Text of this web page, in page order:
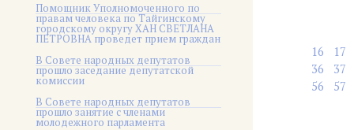
Помощник Уполномоченного по
правам человека по Тайгинскому
городскому округу ХАН СВЕТЛАНА
ПЕТРОВНА проведет прием граждан
В Совете народных депутатов
прошло заседание депутатской
комиссии
В Совете народных депутатов
прошло занятие с членами
молодежного парламента
16
17
36
37
56
57